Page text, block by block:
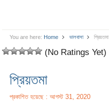
You are here: Home ভালবাসা প্রিয়তমা
(No Ratings Yet)
প্রিয়তমা
প্রকাশিত হয়েছে : আগস্ট 31, 2020